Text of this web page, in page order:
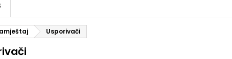
Usporivači